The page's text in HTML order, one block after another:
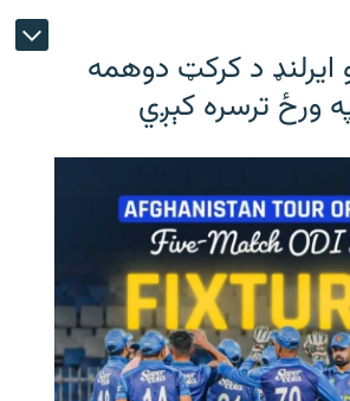
ایرلنډ د کرکټ دوهمه
ورځ ترسره کېږي